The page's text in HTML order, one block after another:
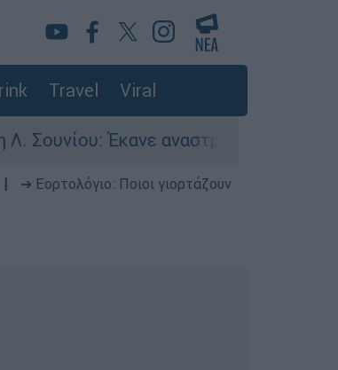
Travel Viral
Έκανε αναστροφή ο οδηγός - Σοβαρά
➔ Εορτολόγιο: Ποιοι γιορτάζουν